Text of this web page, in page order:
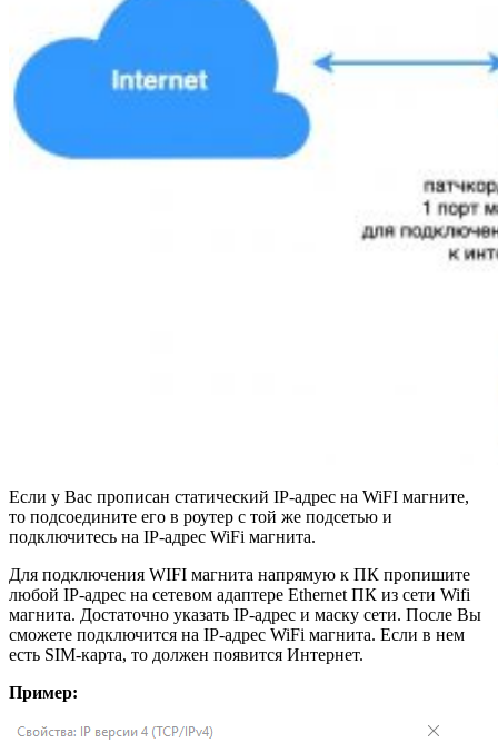
Если у Вас прописан статический IP-адрес на WiFI магните,
то подсоедините его в роутер с той же подсетью и
подключитесь на IP-адрес WiFi магнита.
Для подключения WIFI магнита напрямую к ПК пропишите
любой IP-адрес на сетевом адаптере Ethernet ПК из сети Wifi
магнита. Достаточно указать IP-адрес и маску сети. После Вы
сможете подключится на IP-адрес WiFi магнита. Если в нем
есть SIM-карта, то должен появится Интернет.
Пример: